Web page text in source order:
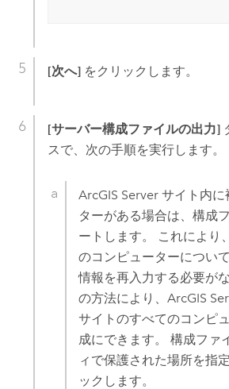
[次へ]をクリックします。
[サーバー構成ファイルの出力]
スで、次の手順を実行します。
ArcGIS Server サイト内に
ターがある場合は、構成
ートします。 これにより
のコンピューターについ
情報を再入力する必要が
の方法により、ArcGIS
サイトのすべてのコンピ
成にできます。 構成ファ
ィで保護された場所を指定
ックします。